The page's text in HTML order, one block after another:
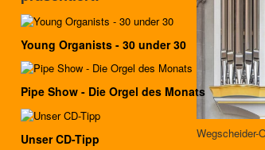
Wegscheider-
Young Organists - 30 under 30
Pipe Show - Die Orgel des Monats
Unser CD-Tipp